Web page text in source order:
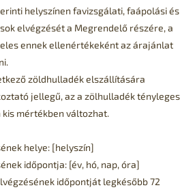
helyszínen favizsgálati, faápolási és
elvégzését a Megrendelő részére, a
ennek ellenértékeként az árajánlat
zöldhulladék elszállítására
jellegű, az a zölhulladék tényleges
mértékben változhat.
helye: [helyszín]
időpontja: [év, hó, nap, óra]
időpontját legkésőbb 72